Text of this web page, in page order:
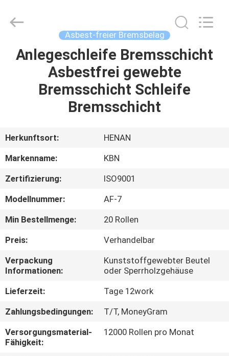
HAUS
PRODUKTE
UNS
AUSFLUG
QUALITÄTSKONTROLLE
TRETEN
SIE
MIT
UNS
VERBINDUNG
Asbest-freier Bremsbelag
Anlegeschleife Bremsschicht
Asbestfrei gewebte
Bremsschicht Schleife
Bremsschicht
Herkunftsort:
HENAN
Markenname:
KBN
Zertifizierung:
ISO9001
Modellnummer:
AF-7
Min Bestellmenge:
20 Rollen
Preis:
Verhandelbar
Verpackung
Informationen:
Kunststoffgewebter Beutel
oder Sperrholzgehäuse
Lieferzeit:
Tage 12work
Zahlungsbedingungen:
T/T, MoneyGram
Versorgungsmaterial-
Fähigkeit:
12000 Rollen pro Monat